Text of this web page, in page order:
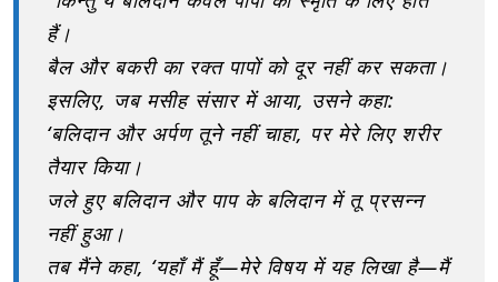
हैं।
बैल और बकरी का रक्त पापों को दूर नहीं कर सकता।
इसलिए, जब मसीह संसार में आया, उसने कहा:
‘बलिदान और अर्पण तूने नहीं चाहा, पर मेरे लिए शरीर
तैयार किया।
जले हुए बलिदान और पाप के बलिदान में तू प्रसन्न
नहीं हुआ।
तब मैंने कहा, ‘यहाँ मैं हूँ—मेरे विषय में यह लिखा है—मैं